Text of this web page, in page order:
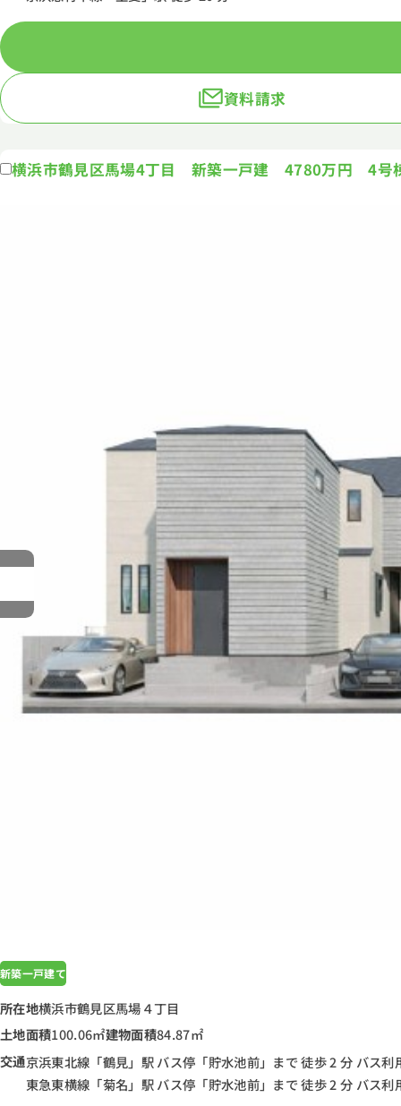
資料請求
横浜市鶴見区馬場4丁目 新築一戸建 4780万円 4号
新築一戸建て
所在地横浜市鶴見区馬場４丁目
土地面積100.06㎡建物面積84.87㎡
交通京浜東北線「鶴見」駅 バス停「貯水池前」まで 徒歩 2 分 バス利
東急東横線「菊名」駅 バス停「貯水池前」まで 徒歩 2 分 バス利